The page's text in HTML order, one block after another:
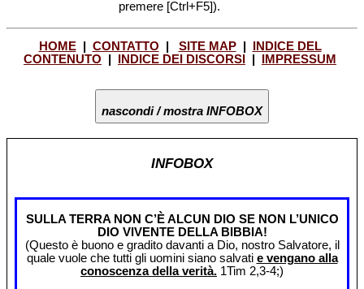
premere [Ctrl+F5]).
HOME| CONTATTO SITE MAP|
INDICE DEL
CONTENUTO
INDICE DEI DISCORSI IMPRESSUM
nascondi / mostra INFOBOX
INFOBOX
SULLA TERRA NON C’È ALCUN DIO SE NON L’UNICO
DIO VIVENTE DELLA BIBBIA!
(Questo è buono e gradito davanti a Dio, nostro Salvatore, il
quale vuole che tutti gli uomini siano salvati e vengano alla
conoscenza della verità. 1Tim 2,3-4;)